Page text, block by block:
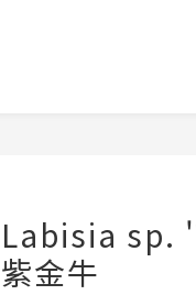
Labisia sp.
紫金牛